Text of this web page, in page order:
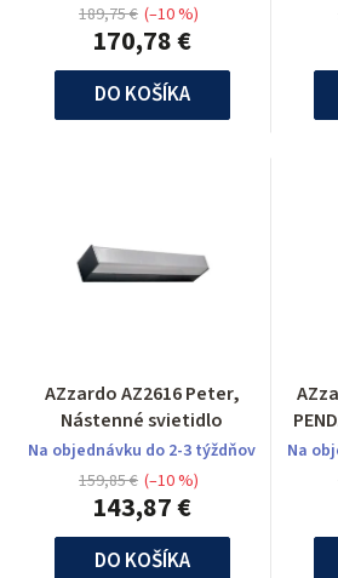
170,78 €
189,75 € (–10 %)
DO KOŠÍKA
AZzardo AZ2616 Peter,
Nástenné svietidlo
Na objednávku do 2-3 týždňov
143,87 €
159,85 € (–10 %)
DO KOŠÍKA
Na